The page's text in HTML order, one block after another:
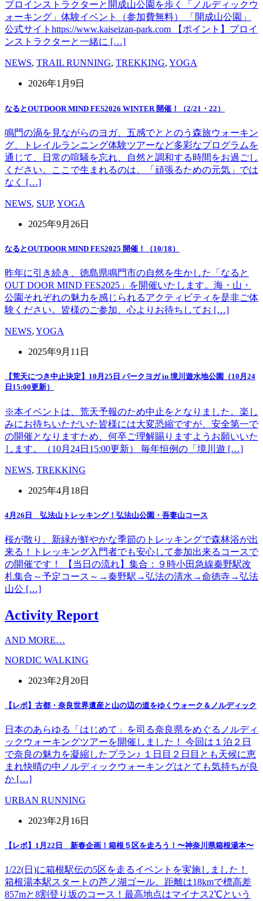
プロインストラクターと開成山公園を歩く「ノルディックウ
ォーキング」体験イベント（参加費無料） 「開成山公園」
公式サイトhttps://www.kaiseizan-park.com 【ポイント】プロイ
ンストラクターと一緒に […]
NEWS, TRAIL RUNNING, TREKKING, YOGA
2026年1月9日
なるとOUTDOOR MIND FES2026 WINTER 開催！（2/21・22）
鳴門の渦を見ながらのヨガ、五感でととのう森旅ウォーキン
グ、トレイルランニング体験ツアーなど多彩なプログラムを
通じて、日常の喧騒を忘れ、自然と調和する時間をお過ごし
ください。ここで生まれるのは、「頑張るための元気」では
なく […]
NEWS, SUP, YOGA
2025年9月26日
なるとOUTDOOR MIND FES2025 開催！（10/18）
昨年に引き続き、徳島県鳴門市の自然を生かした「なると
OUT DOOR MIND FES2025」を開催いたします。海・山・
公園それぞれの魅力を感じられるアクティビティを是非ご体
験ください。皆様のご参加、心よりお待ちしてお […]
NEWS, YOGA
2025年9月11日
【荒天につき中止決定】10月25日 パークヨガ in 境川遊水地公園（10月24
日15:00更新）
※本イベントは、荒天予報のため中止をとなりました。楽し
みにお待ちいただいた皆様には大変恐縮ですが、安全第一で
の開催となりますため、何卒ご理解賜りますようお願いいた
します。（10月24日15:00更新） 毎年恒例の「境川遊 […]
NEWS, TREKKING
2025年4月18日
4月26日 弘法山トレッキング！弘法山公園・吾妻山コース
桜が散り、新緑が鮮やかな季節のトレッキングで森林浴が出
来る！トレッキング入門者でも安心して参加出来るコースで
の開催です！ 【当日の流れ】集合：９時小田急線秦野駅改
札集合～予定コース～→秦野駅→弘法の清水→命徳寺→弘法
山公 […]
Activity Report
AND MORE…
NORDIC WALKING
2023年2月20日
【レポ】古都・奈良世界遺産と山の辺の道をゆくウォーク＆ノルディック
日本のあらゆる「はじめて」を司る奈良県をめぐるノルディ
ックウォーキングツアーを開催しました！ 今回は１泊２日
で奈良の魅力を凝縮したプラン♪ １日目２日目とも天候に恵
まれ快晴の中ノルディックウォーキングはとても気持ちが良
か […]
URBAN RUNNING
2023年2月16日
【レポ】1月22日 新春企画！箱根５区を走ろう！〜神奈川県箱根湯本〜
1/22(日)に箱根駅伝の5区を走るイベントを実施しました！
箱根湯本駅スタートの芦ノ湖ゴール。距離は18kmで標高差
857mと8割登り坂のコース！最高地点はマイナス2℃という